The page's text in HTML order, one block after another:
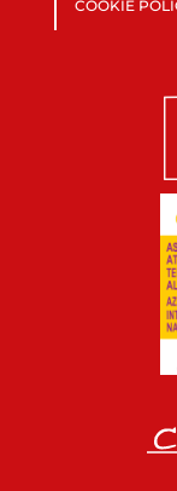
COOKIE